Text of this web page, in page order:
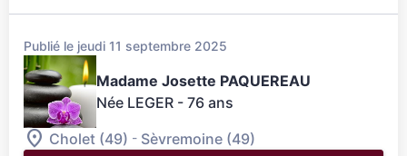
Publié le jeudi 11 septembre 2025
Madame Josette PAQUEREAU
Née LEGER - 76 ans
Cholet (49) - Sèvremoine (49)